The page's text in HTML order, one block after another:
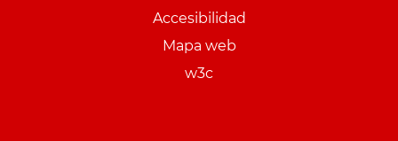
Accesibilidad
Mapa web
w3c